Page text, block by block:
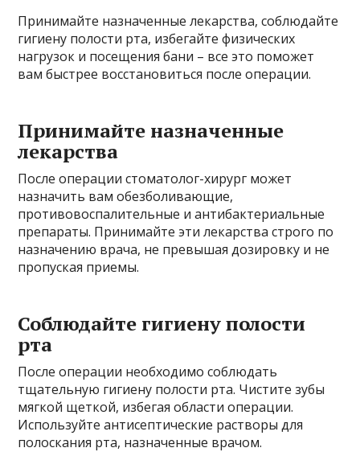
Принимайте назначенные лекарства, соблюдайте
гигиену полости рта, избегайте физических
нагрузок и посещения бани – все это поможет
вам быстрее восстановиться после операции.
Принимайте назначенные
лекарства
После операции стоматолог-хирург может
назначить вам обезболивающие,
противовоспалительные и антибактериальные
препараты. Принимайте эти лекарства строго по
назначению врача, не превышая дозировку и не
пропуская приемы.
Соблюдайте гигиену полости
рта
После операции необходимо соблюдать
тщательную гигиену полости рта. Чистите зубы
мягкой щеткой, избегая области операции.
Используйте антисептические растворы для
полоскания рта, назначенные врачом.